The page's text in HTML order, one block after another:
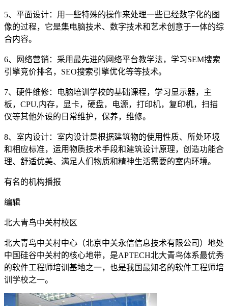
5、平面设计：用一些特殊的操作来处理一些已经数字化的图
像的过程，它是集电脑技术、数字技术和艺术创意于一体的综
合内容。
6、网络营销：采用最先进的网络平台教学法，学习SEM搜索
引擎竞价排名，SEO搜索引擎优化等等技术。
7、硬件维修：电脑培训学校的基础课程，学习显示器，主
板，CPU,内存，显卡，硬盘，电源，打印机，复印机，扫描
仪等其他外设的日常维护，保养，维修。
8、室内设计：室内设计是根据建筑物的使用性质、所处环境
和相应标准，运用物质技术手段和建筑设计原理，创造功能合
理、舒适优美、满足人们物质和精神生活需要的室内环境。
有名的机构播报
编辑
北大青鸟中关村校区
北大青鸟中关村中心（北京中关永信信息技术有限公司）地处
中国硅谷中关村的核心地带，是APTECH北大青鸟体系最优秀
的软件工程师培训基地之一，也是我国最知名的软件工程师培
训学校之一。